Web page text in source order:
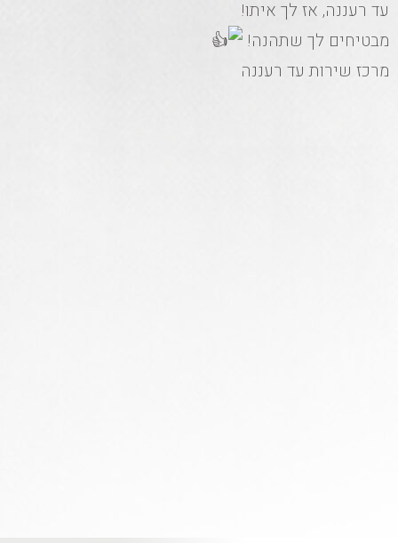
עד רעננה, אז לך איתו!
מבטיחים לך שתהנה!
מרכז שירות עד רעננה